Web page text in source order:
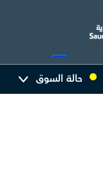
حالة السوق